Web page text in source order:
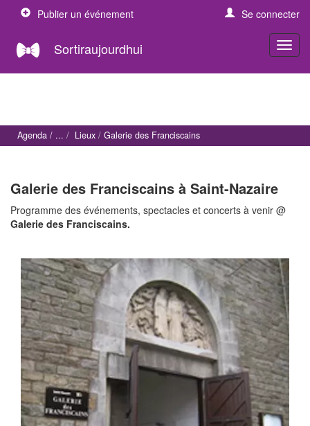
Publier un événement Se connecter
Sortiraujourdhui
Agenda Lieux Galerie des Franciscains
Galerie des Franciscains à Saint-Nazaire
Programme des événements, spectacles et concerts à venir @
Galerie des Franciscains.